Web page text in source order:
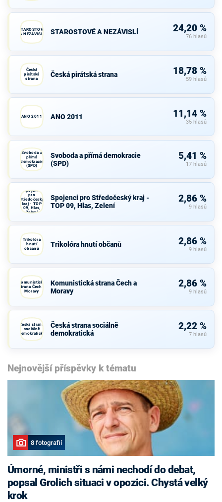
STAROSTOVÉ
A NEZÁVISLÍ
STAROSTOVÉ A NEZÁVISLÍ 24,20 %
76 hlasů
Česká
pirátská
strana
Česká pirátská strana 18,78 %
59 hlasů
ANO 2011 ANO 2011 11,14 %
35 hlasů
Svoboda a
přímá
demokracie
(SPD)
Svoboda a přímá demokracie
(SPD)
5,41 %
17 hlasů
Spojenci
pro
Středočeský
kraj - TOP
09, Hlas,
Zelení
Spojenci pro Středočeský kraj -
TOP 09, Hlas, Zelení
2,86 %
9 hlasů
Trikolóra
hnutí
občanů
Trikolóra hnutí občanů 2,86 %
9 hlasů
Komunistická
strana Čech a
Moravy
Komunistická strana Čech a
Moravy
2,86 %
9 hlasů
Česká strana
sociálně
demokratická
Česká strana sociálně
demokratická
2,22 %
7 hlasů
Nejnovější příspěvky k tématu
8 fotografií
Úmorné, ministři s námi nechodí do debat,
popsal Grolich situaci v opozici. Chystá velký
krok